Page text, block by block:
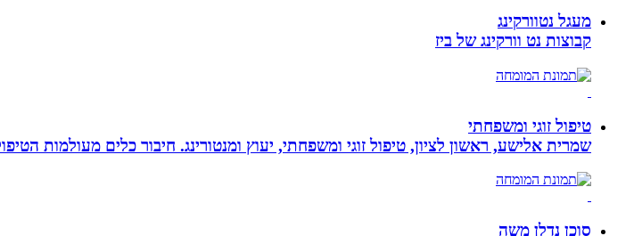
מעגל נטוורקינג
קבוצות נט וורקינג של ביז
טיפול זוגי ומשפחתי
שמרית אלישע, ראשון לציון, טיפול זוגי ומשפחתי, יעוץ ומנטורינג. חיבור כלים מעולמות
סוכן נדלן משה